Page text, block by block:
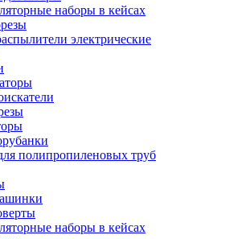
наборы в кейсах
электрические
полипропиленовых труб
наборы в кейсах